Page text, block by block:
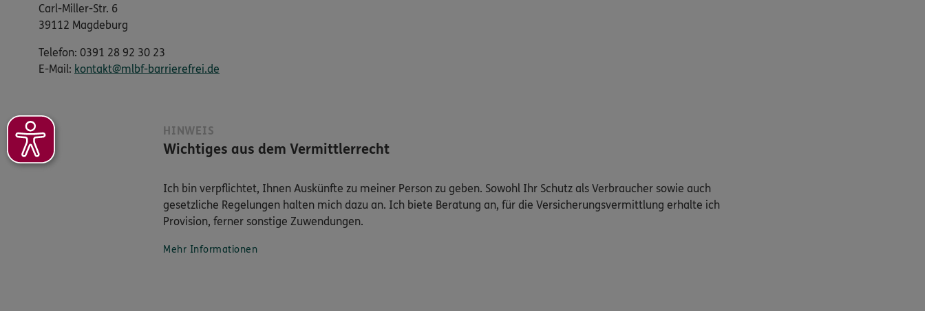
Carl-Miller-Str. 6
39112 Magdeburg
Telefon: 0391 28 92 30 23
E-​Mail: kontakt@mlbf-barrierefrei.de
HINWEIS
Wichtiges aus dem Vermittlerrecht
Ich bin verpflichtet, Ihnen Auskünfte zu meiner Person zu geben. Sowohl Ihr Schutz als Verbraucher sowie auch
gesetzliche Regelungen halten mich dazu an. Ich biete Beratung an, für die Versicherungsvermittlung erhalte ich
Provision, ferner sonstige Zuwendungen.
Mehr Informationen